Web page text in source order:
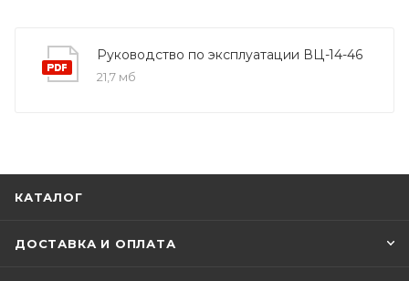
Руководство по эксплуатации ВЦ-14-46
21,7 мб
КАТАЛОГ
ДОСТАВКА И ОПЛАТА